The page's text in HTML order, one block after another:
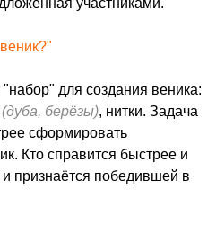
участниками.
для создания веника:
(дуба, берёзы), нитки. Задача
сформировать
Кто справится быстрее и
признаётся победившей в